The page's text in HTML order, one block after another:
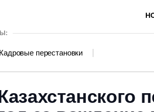
Кадровые перестановки